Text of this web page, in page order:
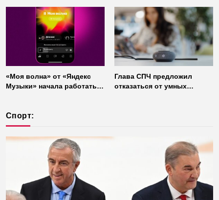
«Моя волна» от «Яндекс
Музыки» начала работать
Глава СПЧ предложил
отказаться от умных
Спорт: